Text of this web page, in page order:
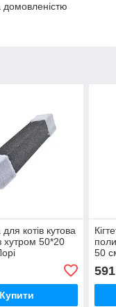
домовленістю
для котів кутова
хутром 50*20
Купити
50
591